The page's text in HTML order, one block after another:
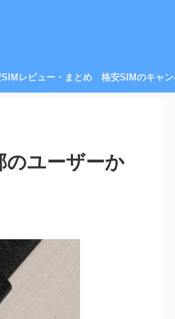
レビュー・まとめ 格安SIMのキャ
のユーザーか